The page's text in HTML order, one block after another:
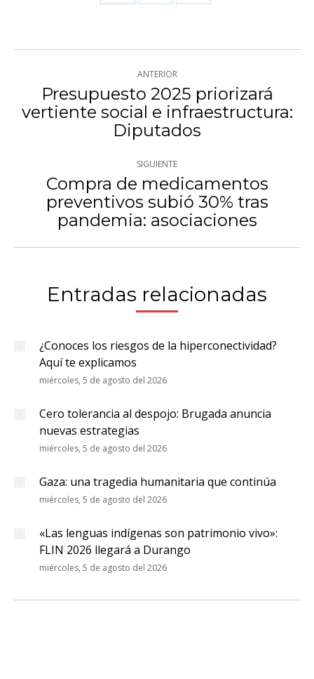
Navegación
entre
publicaciones
ANTERIOR
Publicación
anterior:
Presupuesto 2025 priorizará
vertiente social e infraestructura:
Diputados
SIGUIENTE
Publicación
siguiente:
Compra de medicamentos
preventivos subió 30% tras
pandemia: asociaciones
Entradas relacionadas
¿Conoces los riesgos de la hiperconectividad?
Aquí te explicamos
miércoles, 5 de agosto del 2026
Cero tolerancia al despojo: Brugada anuncia
nuevas estrategias
miércoles, 5 de agosto del 2026
Gaza: una tragedia humanitaria que continúa
miércoles, 5 de agosto del 2026
«Las lenguas indígenas son patrimonio vivo»:
FLIN 2026 llegará a Durango
miércoles, 5 de agosto del 2026